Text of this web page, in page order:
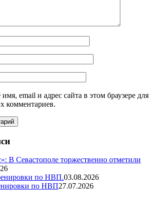
email и адрес сайта в этом браузере для
комментариев.
В Севастополе торжественно отметили
по НВП.03.08.2026
по НВП27.07.2026